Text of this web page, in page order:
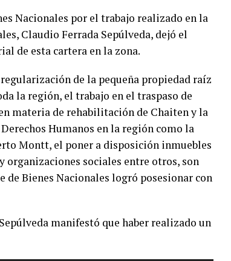
Nacionales por el trabajo realizado en la
Claudio Ferrada Sepúlveda, dejó el
de esta cartera en la zona.
de la pequeña propiedad raíz
la región, el trabajo en el traspaso de
materia de rehabilitación de Chaiten y la
Humanos en la región como la
Montt, el poner a disposición inmuebles
sociales entre otros, son
Bienes Nacionales logró posesionar con
manifestó que haber realizado un